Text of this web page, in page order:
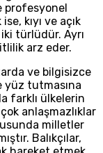
profesyonel
kıyı ve açık
iki türlüdür. Ayrı
arz eder.
ve bilgisizce
yüz tutmasına
farklı ülkelerin
anlaşmazlıklar
milletler
Balıkçılar,